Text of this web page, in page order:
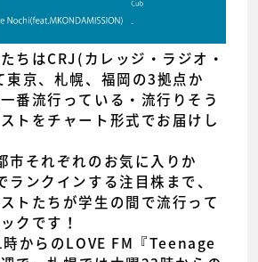
ちはCRJ(カレッジ・ラジオ・
東京、札幌、福岡の3拠点か
番流行っている・流行りそう
トをチャート形式でお届けし
市それぞれのお気に入りか
ランクインする注目株まで、
トたちが学生の間で流行って
クです！
からのLOVE FM『Teenage